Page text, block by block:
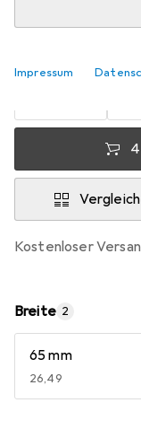
Impressum
pro Stück
pro
Kostenloser
Breite 2
65 mm
EUR
26,49